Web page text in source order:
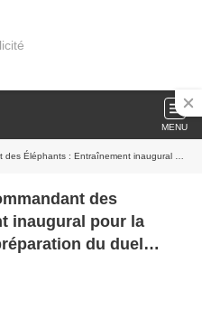
MENU
la sélection ivoirienne en préparation du duel crucial contre les Lions de la Teranga
des
inaugural pour la
du duel
la Teranga